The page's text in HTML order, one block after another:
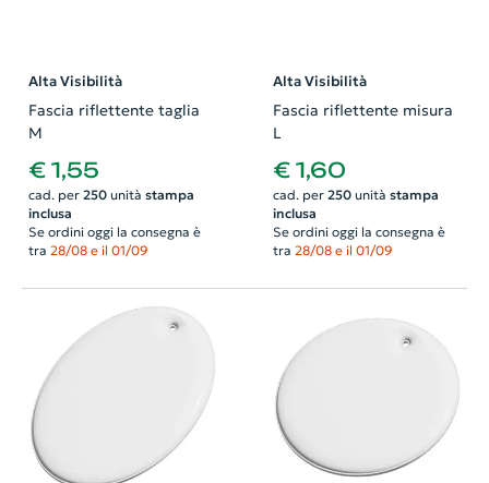
Alta Visibilità
Fascia riflettente taglia
M
€ 1,55
cad. per 250unità stampa
inclusa
Se ordini oggi la consegna è
tra 28/08 e il 01/09
Alta Visibilità
Fascia riflettente misura
L
€ 1,60
cad. per 250unità stampa
inclusa
Se ordini oggi la consegna è
tra 28/08 e il 01/09